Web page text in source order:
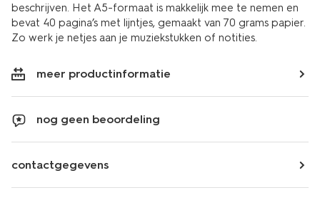
beschrijven. Het A5-formaat is makkelijk mee te nemen en
bevat 40 pagina’s met lijntjes, gemaakt van 70 grams papier.
Zo werk je netjes aan je muziekstukken of notities.
meer productinformatie
nog geen beoordeling
contactgegevens